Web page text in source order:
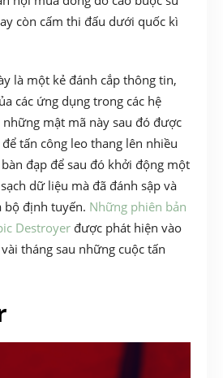
còn cấm thi đấu dưới quốc kì
là một kẻ đánh cắp thông tin,
các ứng dụng trong các hệ
mật mã này sau đó được
tấn công leo thang lên nhiều
đạp để sau đó khởi động một
dữ liệu mà đã đánh sập và
bộ định tuyến. Những phiên bản
Destroyer được phát hiện vào
tháng sau những cuộc tấn